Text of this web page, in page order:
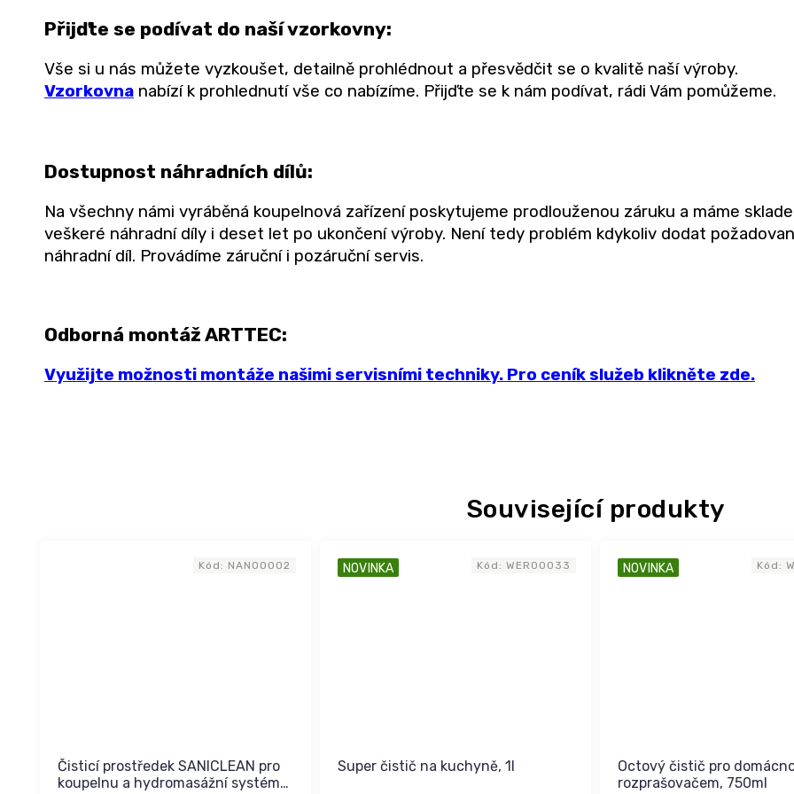
Související produkty
Čisticí prostředek SANICLEAN pro
koupelnu a hydromasážní systém
Kód: NAN00002 NOVINKA
Super čistič na kuchyně, 1l
Kód: WER00033 NOVINKA
Octový čistič pro
rozprašovačem, 750ml
Kód:
Přijďte se podívat do naší vzorkovny:
Vše si u nás můžete vyzkoušet, detailně prohlédnout a přesvědčit se o kvalitě naší výroby.
Vzorkovna nabízí k prohlednutí vše co nabízíme. Přijďte se k nám podívat, rádi Vám pomůžeme.
Dostupnost náhradních dílů:
Na všechny námi vyráběná koupelnová zařízení poskytujeme prodlouženou záruku a máme
veškeré náhradní díly i deset let po ukončení výroby. Není tedy problém kdykoliv dodat
náhradní díl. Provádíme záruční i pozáruční servis.
Odborná montáž ARTTEC:
Využijte možnosti montáže našimi servisními techniky. Pro ceník služeb klikněte zde.